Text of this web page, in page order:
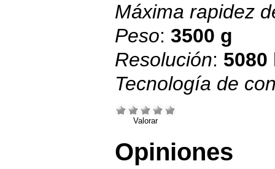
Máxima rapidez
Peso: 3500 g
Resolución: 5080
Tecnología de
Valorar
Opiniones